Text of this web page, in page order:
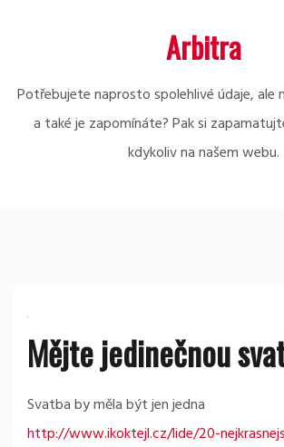
Arbitra
Potřebujete naprosto spolehlivé údaje, ale
a také je zapomínáte? Pak si
kdykoliv na našem webu.
Mějte jedinečnou
Svatba by měla být jen jedna
http://www.ikoktejl.cz/lide/20-